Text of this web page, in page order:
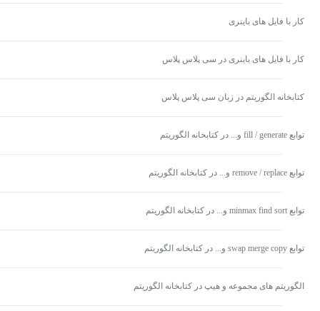
کار با فایل های باینری
کار با فایل های باینری در سی پلاس پلاس
کتابخانه الگوریتم در زبان سی پلاس پلاس
توابع fill / generate و... در کتابخانه الگوریتم
توابع remove / replace و... در کتابخانه الگوریتم
توابع minmax find sort و... در کتابخانه الگوریتم
توابع swap merge copy و... در کتابخانه الگوریتم
الگوریتم های مجموعه و هیپ در کتابخانه الگوریتم